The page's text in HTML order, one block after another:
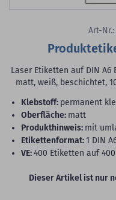
Art-Nr.:
Laser Etiketten auf DIN A6
matt, weiß, beschichtet,
Klebstoff: permanent
Oberfläche: matt
Produkthinweis: mit
Etikettenformat:1 DIN
VE:400 Etiketten auf
Dieser Artikel ist nur